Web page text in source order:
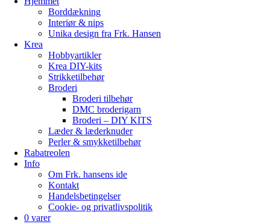
Borddækning
Interiør & nips
Unika design fra Frk. Hansen
Krea
Hobbyartikler
Krea DIY-kits
Strikketilbehør
Broderi
Broderi tilbehør
DMC broderigarn
Broderi – DIY KITS
Læder & læderknuder
Perler & smykketilbehør
Rabatreolen
Info
Om Frk. hansens ide
Kontakt
Handelsbetingelser
Cookie- og privatlivspolitik
0 varer